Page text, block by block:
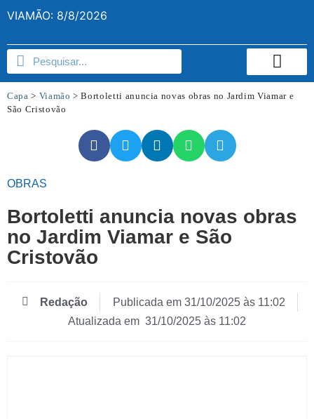
VIAMÃO: 8/8/2026
Capa > Viamão >Bortoletti anuncia novas obras no Jardim Viamar e
São Cristovão
OBRAS
Bortoletti anuncia novas obras
no Jardim Viamar e São
Cristovão
Redação Publicada em 31/10/2025 às 11:02
Atualizada em 31/10/2025 às 11:02